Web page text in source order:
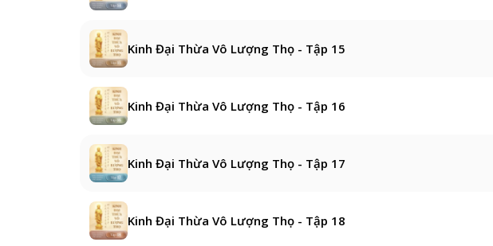
Kinh Đại Thừa Vô Lượng Thọ - Tập 15
Kinh Đại Thừa Vô Lượng Thọ - Tập 16
Kinh Đại Thừa Vô Lượng Thọ - Tập 17
Kinh Đại Thừa Vô Lượng Thọ - Tập 18